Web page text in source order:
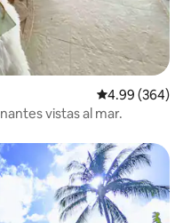
Calificación
4.99 (364)
vistas al mar.